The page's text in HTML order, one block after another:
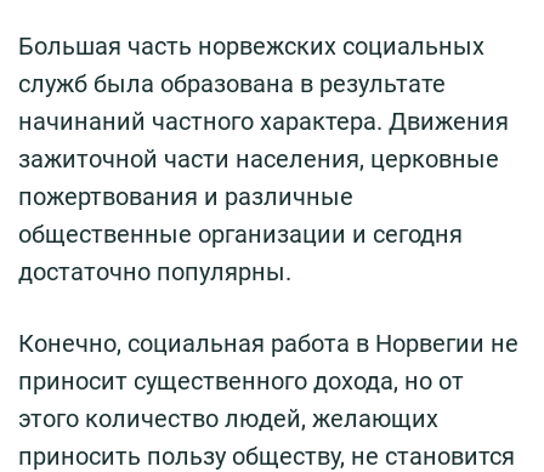
Большая часть норвежских социальных
служб была образована в результате
начинаний частного характера. Движения
зажиточной части населения, церковные
пожертвования и различные
общественные организации и сегодня
достаточно популярны.
Конечно, социальная работа в Норвегии не
приносит существенного дохода, но от
этого количество людей, желающих
приносить пользу обществу, не становится